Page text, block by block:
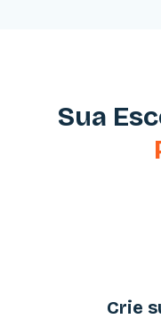
Sua
Crie